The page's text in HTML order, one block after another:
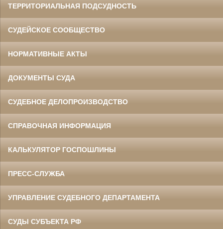
ТЕРРИТОРИАЛЬНАЯ ПОДСУДНОСТЬ
СУДЕЙСКОЕ СООБЩЕСТВО
НОРМАТИВНЫЕ АКТЫ
ДОКУМЕНТЫ СУДА
СУДЕБНОЕ ДЕЛОПРОИЗВОДСТВО
СПРАВОЧНАЯ ИНФОРМАЦИЯ
КАЛЬКУЛЯТОР ГОСПОШЛИНЫ
ПРЕСС-СЛУЖБА
УПРАВЛЕНИЕ СУДЕБНОГО ДЕПАРТАМЕНТА
СУДЫ СУБЪЕКТА РФ